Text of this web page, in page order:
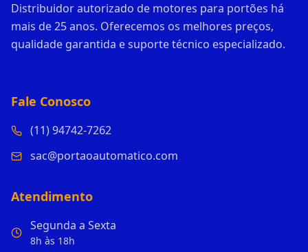
Distribuidor autorizado de motores para portões há
mais de 25 anos. Oferecemos os melhores preços,
qualidade garantida e suporte técnico especializado.
Fale Conosco
(11) 94742-7262
sac@portaoautomatico.com
Atendimento
Segunda a Sexta
8h às 18h